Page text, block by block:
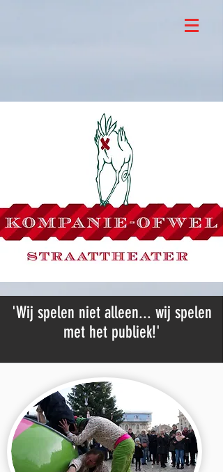
'Wij spelen niet alleen... wij spelen
met het publiek!'